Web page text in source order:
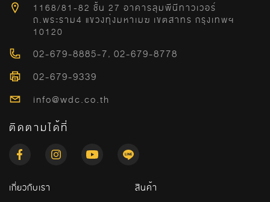
1168/81-82 ชั้น 27 อาคารลุมพีนีทาวเวอร์
ถ.พระราม4 แขวงทุ่งมหาเมฆ เขตสาทร กรุงเทพฯ
10120
02-679-8885-7, 02-679-8778
02-679-9339
info@wdc.co.th
ติดตามได้ที่
เกี่ยวกับเรา
สินค้า